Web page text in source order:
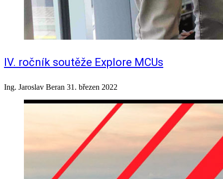
IV. ročník soutěže Explore MCUs
Ing. Jaroslav Beran 31. březen 2022